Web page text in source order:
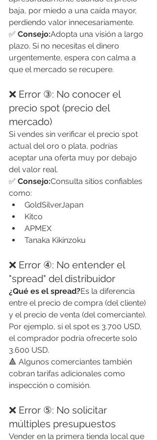
baja, por miedo a una caída mayor,
perdiendo valor innecesariamente.
✅ Consejo:Adopta una visión a largo
plazo. Si no necesitas el dinero
urgentemente, espera con calma a
que el mercado se recupere.
❌ Error ③: No conocer el
precio spot (precio del
mercado)
Si vendes sin verificar el precio spot
actual del oro o plata, podrías
aceptar una oferta muy por debajo
del valor real.
✅ Consejo:Consulta sitios confiables
como:
GoldSilverJapan
Kitco
APMEX
Tanaka Kikinzoku
❌ Error ④: No entender el
"spread" del distribuidor
¿Qué es el spread?Es la diferencia
entre el precio de compra (del cliente)
y el precio de venta (del comerciante).
Por ejemplo, si el spot es 3.700 USD,
el comprador podría ofrecerte solo
3.600 USD.
🔺 Algunos comerciantes también
cobran tarifas adicionales como
inspección o comisión.
❌ Error ⑤: No solicitar
múltiples presupuestos
Vender en la primera tienda local que